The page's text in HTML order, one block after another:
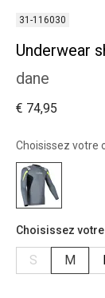
31-116030
Underwear
dane
€ 74,95
Choisissez votre
Choisissez
S M